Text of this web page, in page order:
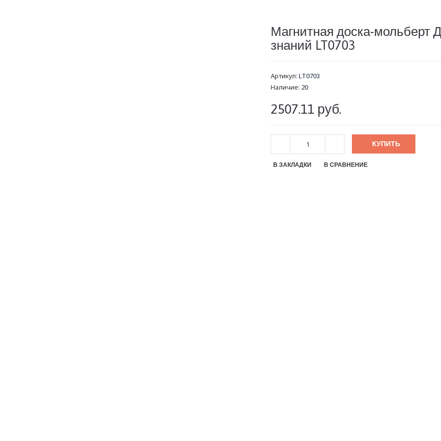
Магнитная доска-мольберт
знаний LT0703
Артикул:LT0703
Наличие: 20
2507.11 руб.
КУПИТЬ
В ЗАКЛАДКИ В СРАВНЕНИЕ